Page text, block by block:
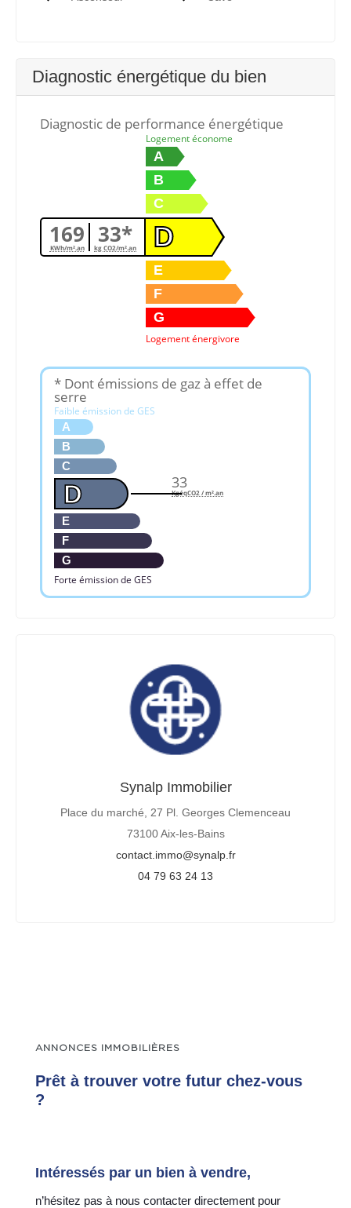
Diagnostic énergétique du bien
Diagnostic de performance énergétique
169
KWh/m².an 33*
kg CO2/m².an
Logement économe
A
B
C
D
E
F
G
Logement énergivore
* Dont émissions de gaz à effet de
serre
Faible émission de GES
A
B
C
D
E
F
G
Forte émission de GES
33
KgéqCO2 / m².an
Synalp Immobilier
Place du marché, 27 Pl. Georges Clemenceau
73100 Aix-les-Bains
contact.immo@synalp.fr
04 79 63 24 13
ANNONCES IMMOBILIÈRES
Prêt à trouver votre futur chez-vous
?
Intéressés par un bien à vendre,
n’hésitez pas à nous contacter directement pour